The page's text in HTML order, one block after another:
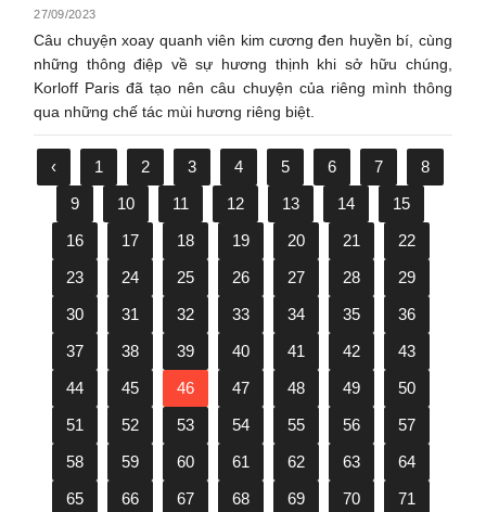
27/09/2023
Câu chuyện xoay quanh viên kim cương đen huyền bí, cùng
những thông điệp về sự hương thịnh khi sở hữu chúng,
Korloff Paris đã tạo nên câu chuyện của riêng mình thông
qua những chế tác mùi hương riêng biệt.
‹ 1 2 3 4 5 6 7
8
9
10 11 12 13 14
15
16
17 18 19 20 21
22
23
24 25 26 27 28
29
30
31 32 33 34 35
36
37
38 39 40 41 42
43
44
45 46 47 48 49
50
51
52 53 54 55 56
57
58
59 60 61 62 63
64
65
66 67 68 69 70
71